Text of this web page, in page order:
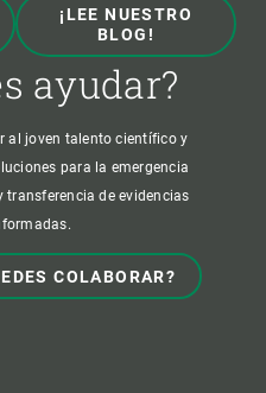
¡LEE NUESTRO
BLOG!
ayudar?
al joven talento científico y
para la emergencia
de evidencias
COLABORAR?